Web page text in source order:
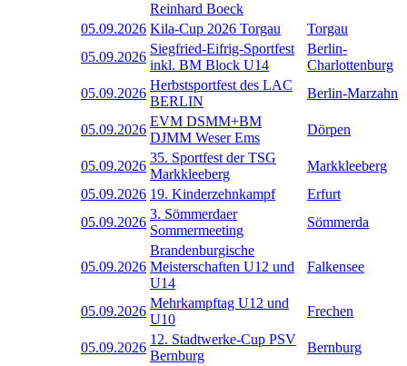
Reinhard Boeck
05.09.2026 Kila-Cup 2026 Torgau
Torgau
05.09.2026
Siegfried-Eifrig-Sportfest
inkl. BM Block U14
Berlin-
Charlottenburg
05.09.2026
Herbstsportfest des LAC
BERLIN
Berlin-Marzahn
05.09.2026
EVM DSMM+BM
DJMM Weser Ems
Dörpen
05.09.2026
35. Sportfest der TSG
Markkleeberg
Markkleeberg
05.09.2026 19. Kinderzehnkampf
Erfurt
05.09.2026
3. Sömmerdaer
Sommermeeting
Sömmerda
05.09.2026
Brandenburgische
Meisterschaften U12 und
U14
Falkensee
05.09.2026
Mehrkampftag U12 und
U10
Frechen
05.09.2026
12. Stadtwerke-Cup PSV
Bernburg
Bernburg